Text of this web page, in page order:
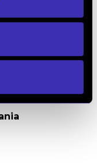
diel